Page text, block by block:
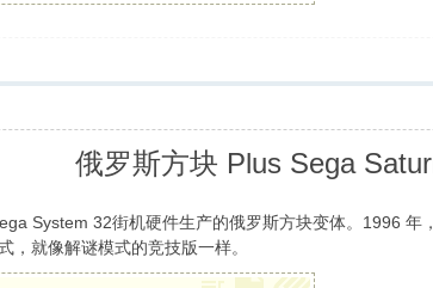
俄罗斯方块 Plus Sega
System 32街机硬件生产的俄罗斯方块变体。1996
，就像解谜模式的竞技版一样。